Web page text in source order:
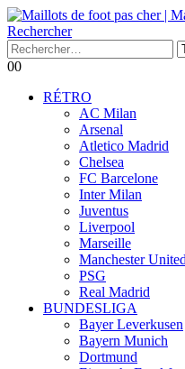
Rechercher
00
RÉTRO
AC Milan
Arsenal
Atletico Madrid
Chelsea
FC Barcelone
Inter Milan
Juventus
Liverpool
Marseille
Manchester United
PSG
Real Madrid
BUNDESLIGA
Bayer Leverkusen
Bayern Munich
Dortmund